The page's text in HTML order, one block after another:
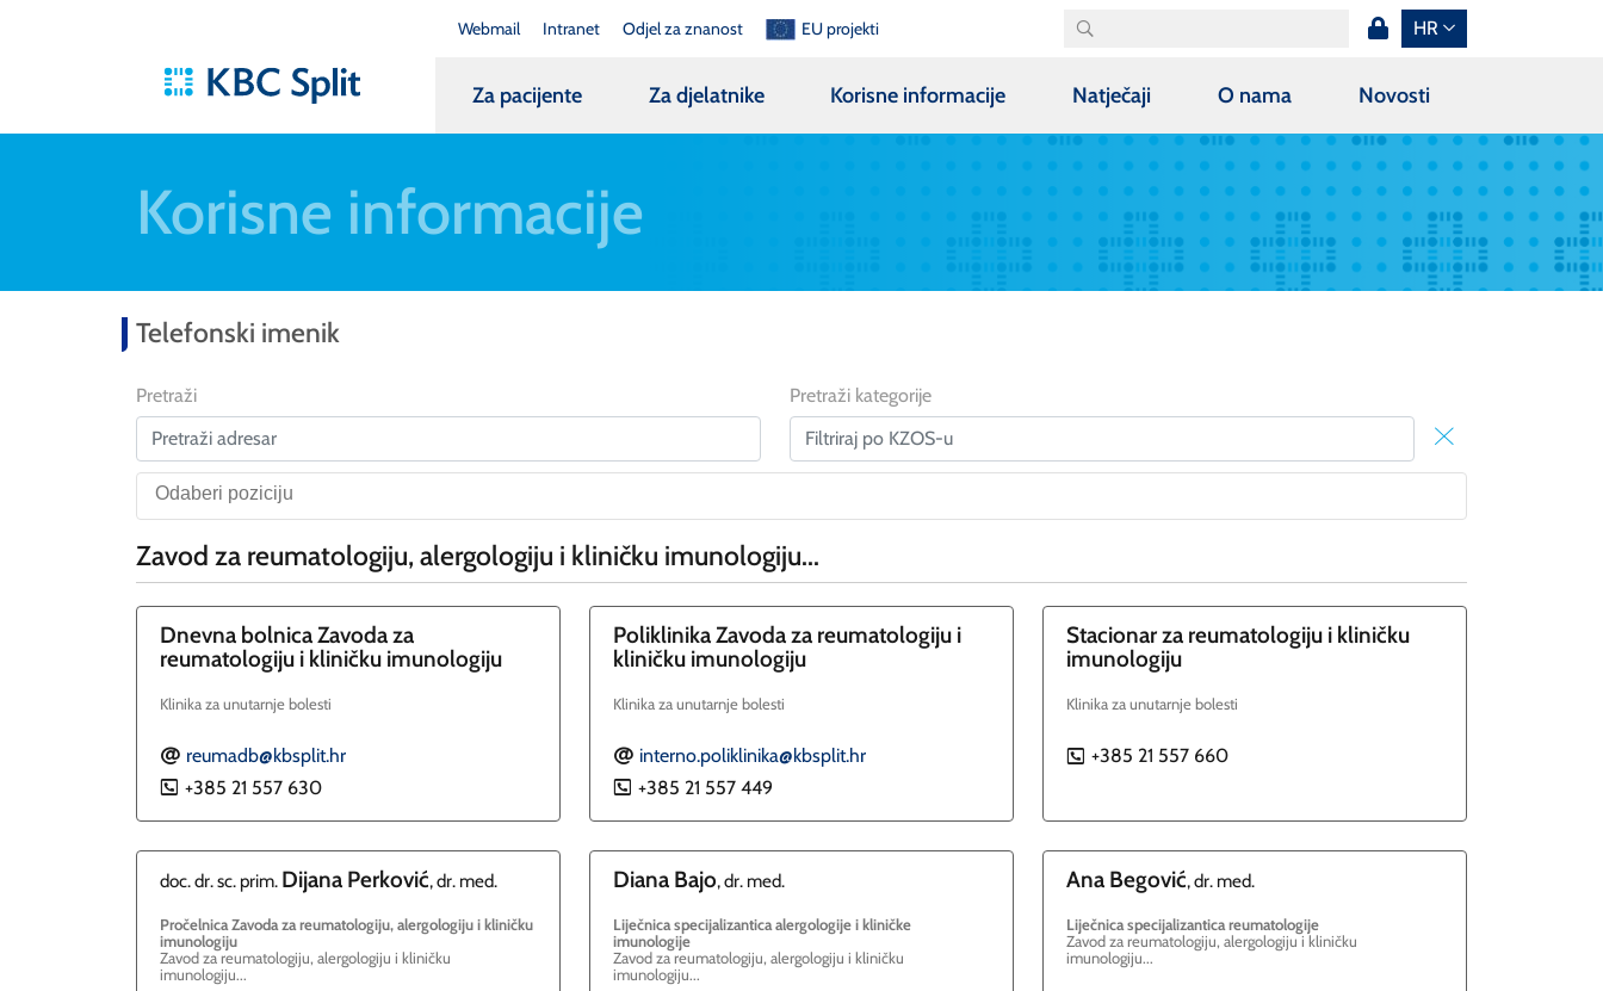
Webmail Intranet Odjel za znanost EU projekti HR
Za pacijente Za djelatnike Korisne informacije Natječaji O nama Novosti
Korisne informacije
Telefonski imenik
Pretraži Pretraži kategorije
X
Zavod za reumatologiju, alergologiju i kliničku imunologiju...
Dnevna bolnica Zavoda za
reumatologiju i kliničku imunologiju
Klinika za unutarnje bolesti
E reumadb@kbsplit.hr
P +385 21 557 630
Poliklinika Zavoda za reumatologiju i
kliničku imunologiju
Klinika za unutarnje bolesti
E interno.poliklinika@kbsplit.hr
P +385 21 557 449
Stacionar za reumatologiju i kliničku
imunologiju
Klinika za unutarnje bolesti
P +385 21 557 660
doc. dr. sc. prim. Dijana Perković, dr. med.
Pročelnica Zavoda za reumatologiju, alergologiju i kliničku
imunologiju
Zavod za reumatologiju, alergologiju i kliničku
imunologiju...
Diana Bajo, dr. med.
Liječnica specijalizantica alergologije i kliničke
imunologije
Zavod za reumatologiju, alergologiju i kliničku
imunologiju...
Ana Begović, dr. med.
Liječnica specijalizantica reumatologije
Zavod za reumatologiju, alergologiju i kliničku
imunologiju...